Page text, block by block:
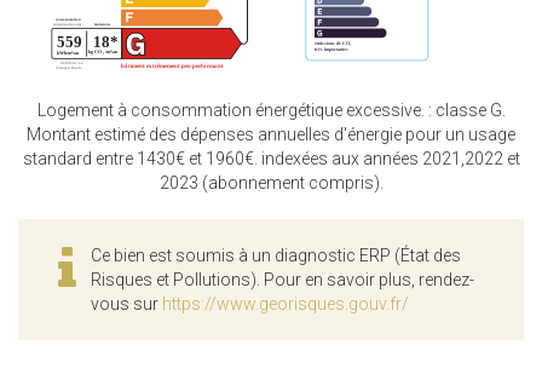
Logement à consommation énergétique excessive. : classe G.
Montant estimé des dépenses annuelles d'énergie pour un usage
standard entre 1430€ et 1960€. indexées aux années 2021,2022 et
2023 (abonnement compris).
Ce bien est soumis à un diagnostic ERP (État des
Risques et Pollutions). Pour en savoir plus, rendez-
vous sur https://www.georisques.gouv.fr/